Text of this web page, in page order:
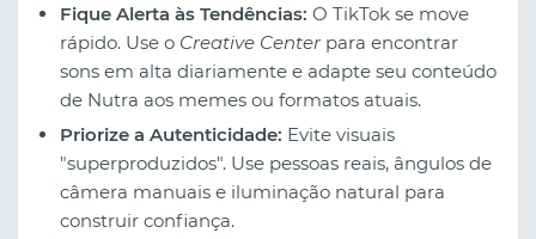
Fique Alerta às Tendências: O TikTok se move
rápido. Use o Creative Centerpara encontrar
sons em alta diariamente e adapte seu conteúdo
de Nutra aos memes ou formatos atuais.
Priorize a Autenticidade: Evite visuais
"superproduzidos". Use pessoas reais, ângulos de
câmera manuais e iluminação natural para
construir confiança.